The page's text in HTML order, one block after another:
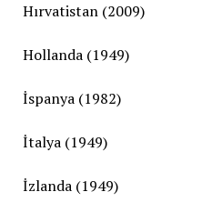
Hırvatistan (2009)
Hollanda (1949)
İspanya (1982)
İtalya (1949)
İzlanda (1949)